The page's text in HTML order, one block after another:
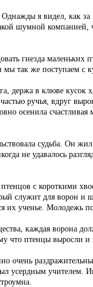
я видел, как
шумной компанией,
гнезда
так же поступаем с
держа в клюве
ручья, вдруг
осенила
судьба. Он
не удавалось
с короткими
служит для ворон
ученье. Молодежь
каждая ворона
что птенцы выросли и
очень
учителем.